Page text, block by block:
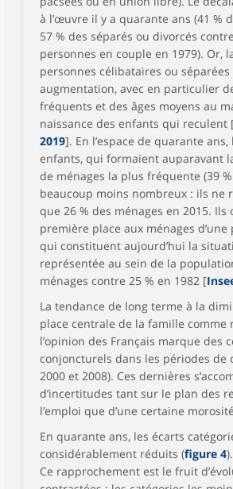
à l’œuvre il y a quarante ans (41 %
57 % des séparés ou divorcés
personnes en couple en 1979). Or,
personnes célibataires ou séparées
augmentation, avec en particulier
fréquents et des âges moyens au
naissance des enfants qui reculent
2019]. En l’espace de quarante
enfants, qui formaient auparavant
de ménages la plus fréquente (39
beaucoup moins nombreux : ils ne
que 26 % des ménages en 2015. Ils
première place aux ménages d’une
qui constituent aujourd’hui la
représentée au sein de la
ménages contre 25 % en 1982 [
La tendance de long terme à la
place centrale de la famille comme
l’opinion des Français marque des
conjoncturels dans les périodes de
2000 et 2008). Ces dernières
d’incertitudes tant sur le plan des
l’emploi que d’une certaine
En quarante ans, les écarts
considérablement réduits (figure 4).
Ce rapprochement est le fruit